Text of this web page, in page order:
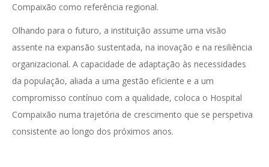
Compaixão como referência regional.
Olhando para o futuro, a instituição assume uma visão
assente na expansão sustentada, na inovação e na resiliência
organizacional. A capacidade de adaptação às necessidades
da população, aliada a uma gestão eficiente e a um
compromisso contínuo com a qualidade, coloca o Hospital
Compaixão numa trajetória de crescimento que se perspetiva
consistente ao longo dos próximos anos.